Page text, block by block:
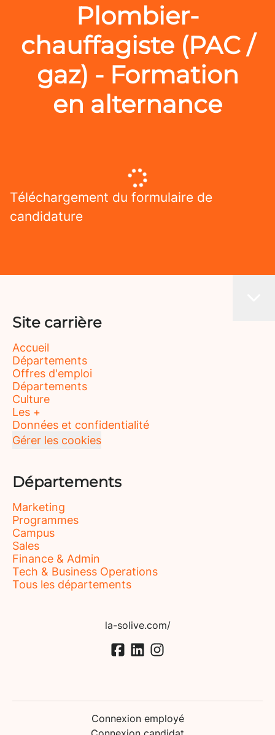
Plombier-
chauffagiste (PAC /
gaz) - Formation
en alternance
Téléchargement du formulaire de
candidature
Site carrière
Accueil
Départements
Offres d'emploi
Départements
Culture
Les +
Données et confidentialité
Gérer les cookies
Départements
Marketing
Programmes
Campus
Sales
Finance & Admin
Tech & Business Operations
Tous les départements
la-solive.com/
Connexion employé